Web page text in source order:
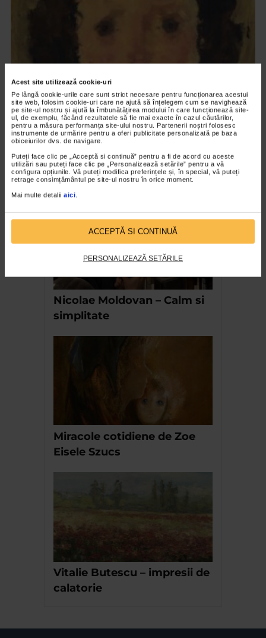
Acest site utilizează cookie-uri
Pe lângă cookie-urile care sunt strict necesare pentru funcționarea acestui
site web, folosim cookie-uri care ne ajută să înțelegem cum se navighează
pe site-ul nostru și ajută la îmbunătățirea modului în care funcționează site-
ul, de exemplu, făcând rezultatele să fie mai exacte în cazul căutărilor,
pentru a măsura performanța site-ului nostru. Partenerii noștri folosesc
instrumente de urmărire pentru a oferi publicitate personalizată pe baza
obiceiurilor dvs. de navigare.
Puteți face clic pe „Acceptă si continuă” pentru a fi de acord cu aceste
utilizări sau puteți face clic pe „Personalizează setările” pentru a vă
configura opțiunile. Vă puteți modifica preferințele și, în special, vă puteți
retrage consimțământul pe site-ul nostru în orice moment.
Mai multe detalii aici
ACCEPTĂ SI CONTINUĂ
PERSONALIZEAZĂ SETĂRILE
CLIPA DE ARTA
Nicolae Tonitza – Pictor al copiilor
159 vizualizari
Nicolae Moldovan – Calm si
simplitate
Miracole cotidiene de Zoe
Eisele Szucs
Vitalie Butescu – impresii de
calatorie